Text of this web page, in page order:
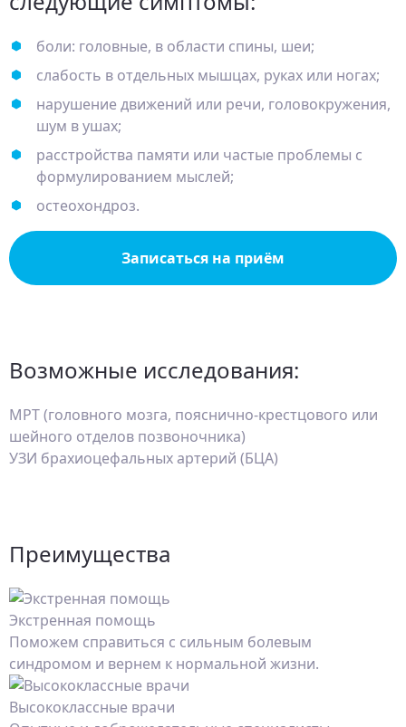
боли: головные, в области спины, шеи;
слабость в отдельных мышцах, руках или ногах;
нарушение движений или речи, головокружения,
шум в ушах;
расстройства памяти или частые проблемы с
формулированием мыслей;
остеохондроз.
Записаться на приём
Возможные исследования:
МРТ (головного мозга, пояснично-крестцового или
шейного отделов позвоночника)
УЗИ брахиоцефальных артерий (БЦА)
Преимущества
Экстренная помощь
Поможем справиться с сильным болевым
синдромом и вернем к нормальной жизни.
Высококлассные врачи